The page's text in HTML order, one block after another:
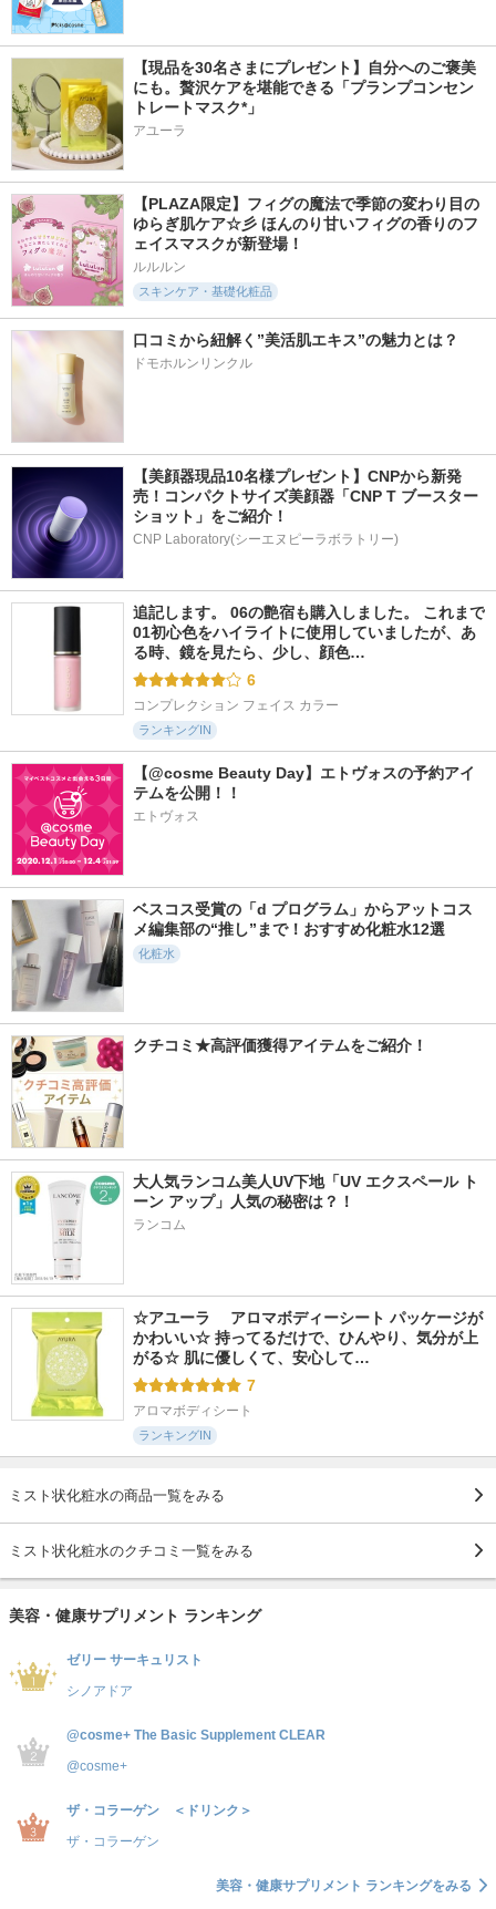
【現品を30名さまにプレゼント】自分へのご褒美
にも。贅沢ケアを堪能できる「プランプコンセン
トレートマスク*」
アユーラ
【PLAZA限定】フィグの魔法で季節の変わり目の
ゆらぎ肌ケア☆彡 ほんのり甘いフィグの香りのフ
ェイスマスクが新登場！
ルルルン
スキンケア・基礎化粧品
口コミから紐解く”美活肌エキス”の魅力とは？
ドモホルンリンクル
【美顔器現品10名様プレゼント】CNPから新発
売！コンパクトサイズ美顔器「CNP T ブースター
ショット」をご紹介！
CNP Laboratory(シーエヌピーラボラトリー)
追記します。 06の艶宿も購入しました。 これまで
01初心色をハイライトに使用していましたが、あ
る時、鏡を見たら、少し、顔色…
6
コンプレクション フェイス カラー
ランキングIN
【@cosme Beauty Day】エトヴォスの予約アイ
テムを公開！！
エトヴォス
ベスコス受賞の「d プログラム」からアットコス
メ編集部の“推し”まで！おすすめ化粧水12選
化粧水
クチコミ★高評価獲得アイテムをご紹介！
大人気ランコム美人UV下地「UV エクスペール ト
ーン アップ」人気の秘密は？！
ランコム
☆アユーラ 　アロマボディーシート パッケージが
かわいい☆ 持ってるだけで、ひんやり、気分が上
がる☆ 肌に優しくて、安心して…
7
アロマボディシート
ランキングIN
ミスト状化粧水の商品一覧をみる
ミスト状化粧水のクチコミ一覧をみる
美容・健康サプリメント ランキング
ゼリー サーキュリスト
シノアドア
@cosme+ The Basic Supplement CLEAR
@cosme+
ザ・コラーゲン ＜ドリンク＞
ザ・コラーゲン
美容・健康サプリメント ランキングをみる